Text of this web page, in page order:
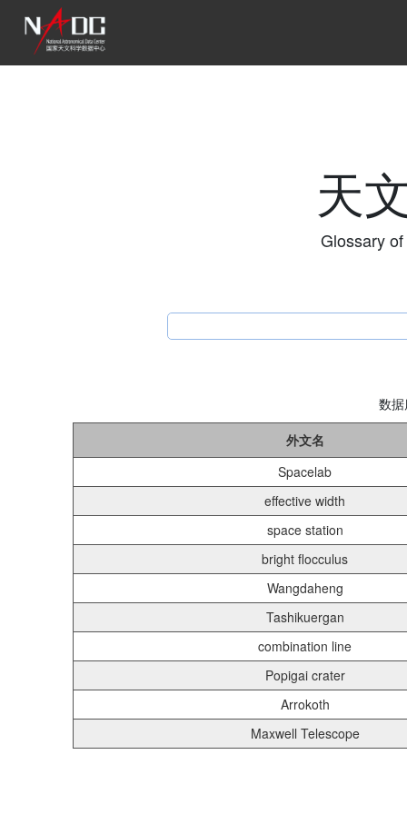
天
Glossary
数
外文名
Spacelab
effective width
space station
bright flocculus
Wangdaheng
Tashikuergan
combination line
Popigai crater
Arrokoth
Maxwell Telescope